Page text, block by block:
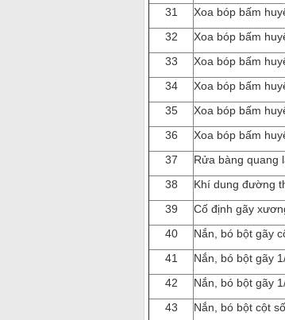
31
Xoa bóp bấm
32
Xoa bóp bấm
33
Xoa bóp bấm
34
Xoa bóp bấm
35
Xoa bóp bấm
36
Xoa bóp bấm
37
Rửa bàng quang
38
Khí dung đường
39
Cố định gãy
40
Nắn, bó bột gãy
41
Nắn, bó bột gãy
42
Nắn, bó bột gãy
43
Nắn, bó bột cột